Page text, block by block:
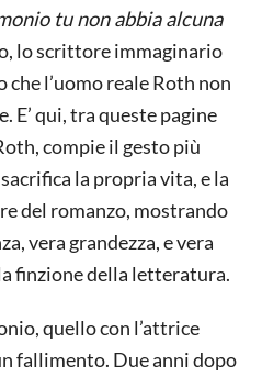
tu non abbia alcuna
lo scrittore immaginario
l’uomo reale Roth non
E’ qui, tra queste pagine
compie il gesto più
la propria vita, e la
del romanzo, mostrando
vera grandezza, e vera
finzione della letteratura.
quello con l’attrice
fallimento. Due anni dopo